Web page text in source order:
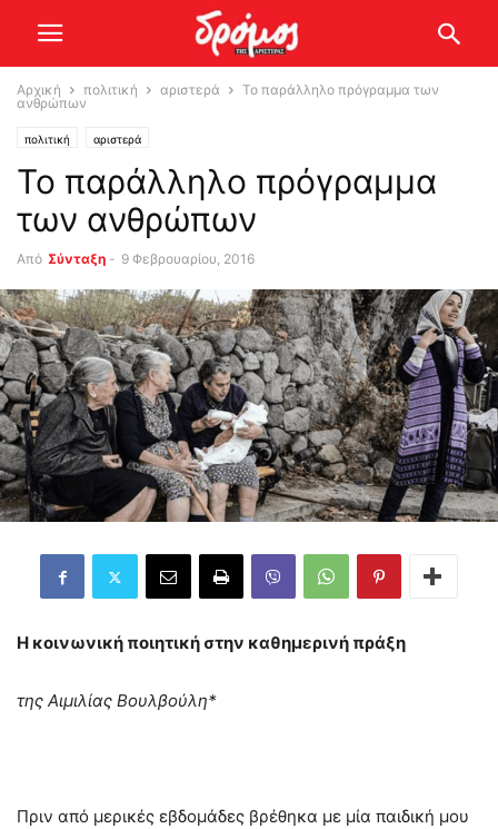
Αρχική πολιτική αριστερά
Το παράλληλο πρόγραμμα των
ανθρώπων
πολιτική αριστερά
Το παράλληλο πρόγραμμα
των ανθρώπων
Από Σύνταξη - 9 Φεβρουαρίου, 2016
Η κοινωνική ποιητική στην καθημερινή πράξη
της Αιμιλίας Βουλβούλη*
Πριν από μερικές εβδομάδες βρέθηκα με μία παιδική μου